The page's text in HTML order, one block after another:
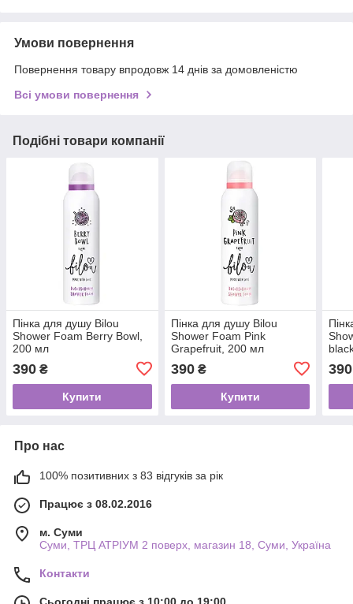
Умови повернення
Повернення товару впродовж 14 днів за домовленістю
Всі умови повернення
Подібні товари компанії
Пінка для душу Bilou
Shower Foam Berry Bowl,
200 мл
390 ₴
Купити
Пінка для душу Bilou
Shower Foam Pink
Grapefruit, 200 мл
390₴
Купити
390
Про нас
100% позитивних з 83 відгуків за рік
Працює з 08.02.2016
м. Суми
Суми, ТРЦ АТРІУМ 2 поверх, магазин 18, Суми, Україна
Контакти
Сьогодні працює з 10:00 до 19:00